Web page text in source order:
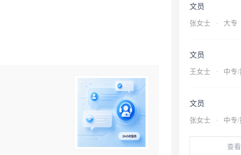
文员
张女士 · 大专
文员
王女士 · 中专
文员
张女士 · 中专
查